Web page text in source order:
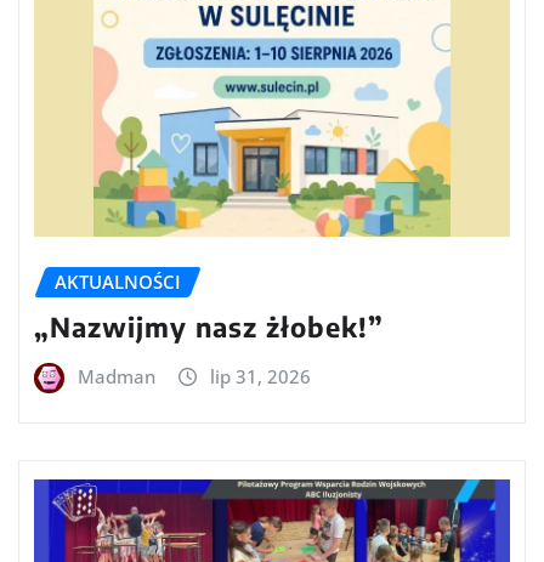
AKTUALNOŚCI
„Nazwijmy nasz żłobek!”
Madman lip 31, 2026